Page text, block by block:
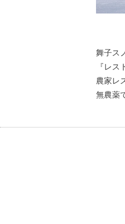
舞子ス
『レ
農家レ
無農薬